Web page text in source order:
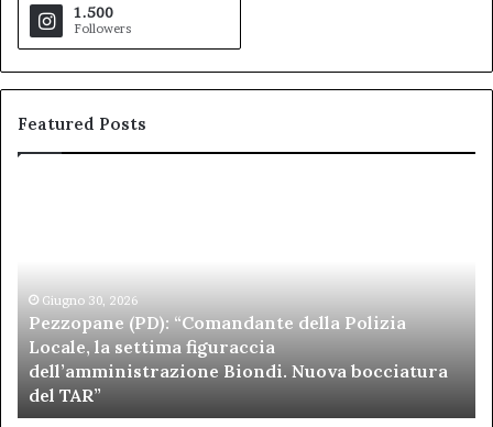
1.500
Followers
Featured Posts
Locale,
settima
figuraccia
dell’amministrazione
Biondi.
Giugno 30, 2026
Pezzopane (PD): “Comandante della Polizia
Locale, la settima figuraccia
dell’amministrazione Biondi. Nuova bocciatura
del TAR”